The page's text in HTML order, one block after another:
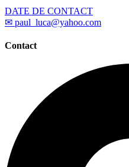
DATE DE CONTACT
✉ paul_luca@yahoo.com
Contact